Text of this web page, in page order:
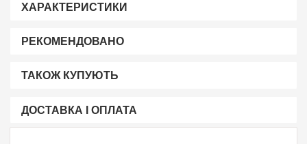
ХАРАКТЕРИСТИКИ
РЕКОМЕНДОВАНО
ТАКОЖ КУПУЮТЬ
ДОСТАВКА І ОПЛАТА